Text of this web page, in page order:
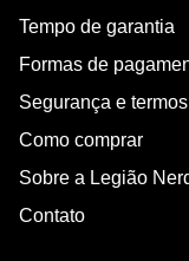
Tempo de garantia
Formas de
Segurança e
Como comprar
Sobre a Legião
Contato